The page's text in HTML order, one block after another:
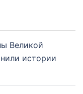
Великой
истории